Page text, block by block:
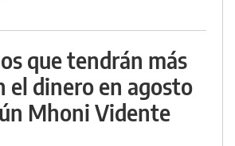
que tendrán más
el dinero en agosto
Mhoni Vidente